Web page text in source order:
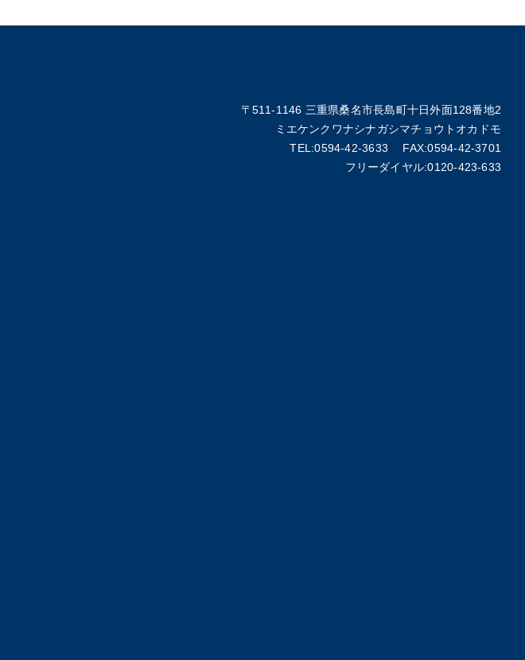
〒511-1146 三重県桑名市長島町十日外面128番地2
ミエケンクワナシナガシマチョウトオカドモ
TEL:0594-42-3633 FAX:0594-42-3701
フリーダイヤル:0120-423-633